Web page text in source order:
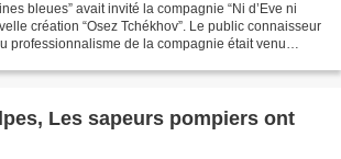
bleues” avait invité la compagnie “Ni d’Eve ni
création “Osez Tchékhov”. Le public connaisseur
professionnalisme de la compagnie était venu
Les sapeurs pompiers ont